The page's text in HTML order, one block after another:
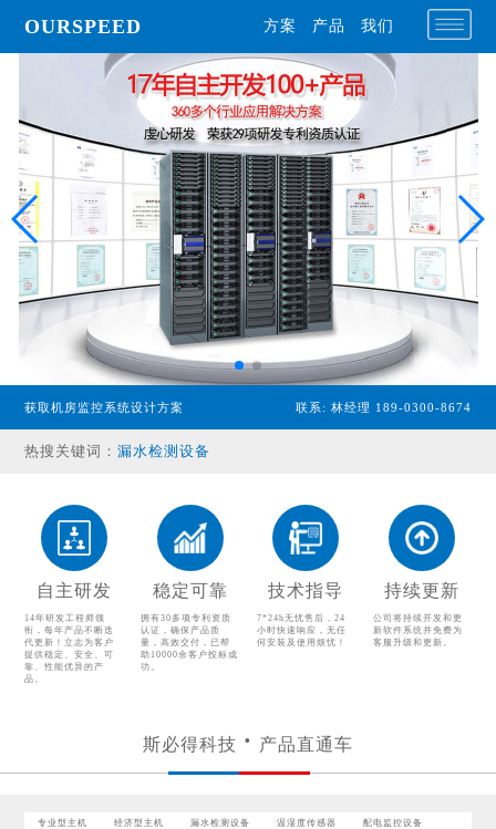
OURSPEED 方案 产品 我们
获取机房监控系统设计方案 联系: 林经理 189-0300-8674
热搜关键词：
专业型主机
漏水检测设备
配电监控设备
气体监控设备
其他配件产品
自主研发
14年研发工程师领
衔，每年产品不断迭
代更新！立志为客户
提供稳定、安全、可
靠、性能优异的产
品。
稳定可靠
拥有30多项专利资质
认证，确保产品质
量，高效交付，已帮
助10000余客户投标成
功。
技术指导
7*24h无忧售后，24
小时快速响应，无任
何安装及使用烦忧！
持续更新
公司将持续开发和更
新软件系统并免费为
客服升级和更新。
斯必得科技 产品直通车
专业型主机 经济型主机 漏水检测设备 温湿度传感器 配电监控设备